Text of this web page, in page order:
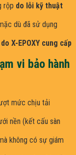
rộp do lỗi kỹ thuật
dù đã sử dụng
X-EPOXY cung cấp
vi bảo hành
mức chịu tải
nền (kết cấu sàn
không có sự giám